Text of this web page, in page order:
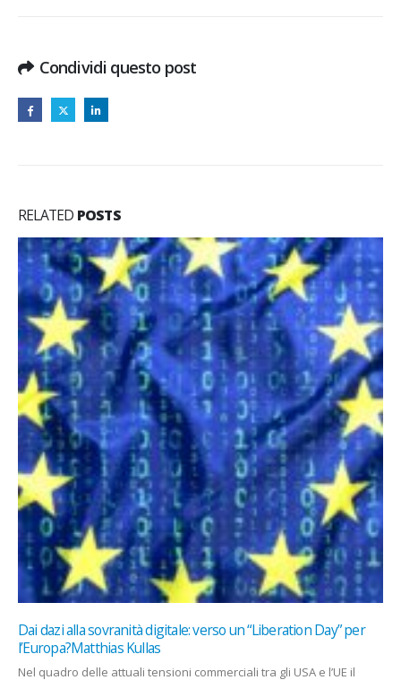
Condividi questo post
RELATED POSTS
Economia del dono, comunione e open source: modelli per
futuro sostenibileAntonio Faccioli
L’economia del dono e di comunione propongono modelli